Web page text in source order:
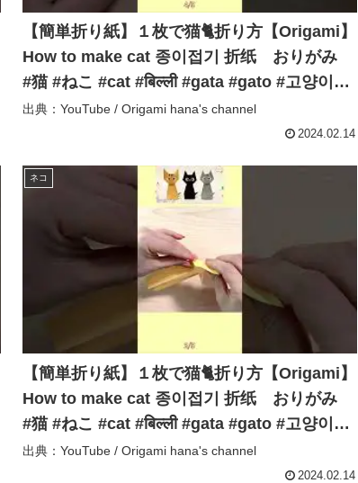
【簡単折り紙】１枚で猫🐈折り方【Origami】
How to make cat 종이접기 折纸 おりがみ
#猫 #ねこ #cat #बिल्ली #gata #gato #고양이
#shorts – Origami hana’s channel
出典：YouTube / Origami hana's channel
2024.02.14
ネコ
【簡単折り紙】１枚で猫🐈折り方【Origami】
How to make cat 종이접기 折纸 おりがみ
#猫 #ねこ #cat #बिल्ली #gata #gato #고양이
#shorts – Origami hana’s channel
出典：YouTube / Origami hana's channel
2024.02.14